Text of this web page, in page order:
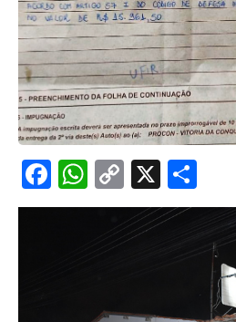
Facebook
WhatsApp
Copy
Link
X